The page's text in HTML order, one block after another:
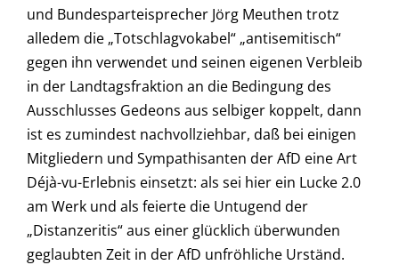
und Bundesparteisprecher Jörg Meuthen trotz
alledem die „Totschlagvokabel“ „antisemitisch“
gegen ihn verwendet und seinen eigenen Verbleib
in der Landtagsfraktion an die Bedingung des
Ausschlusses Gedeons aus selbiger koppelt, dann
ist es zumindest nachvollziehbar, daß bei einigen
Mitgliedern und Sympathisanten der AfD eine Art
Déjà-vu-Erlebnis einsetzt: als sei hier ein Lucke 2.0
am Werk und als feierte die Untugend der
„Distanzeritis“ aus einer glücklich überwunden
geglaubten Zeit in der AfD unfröhliche Urständ.